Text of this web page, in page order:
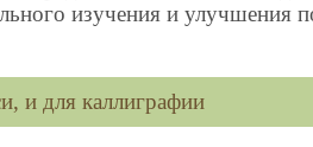
изучения и улучшения
и для каллиграфии